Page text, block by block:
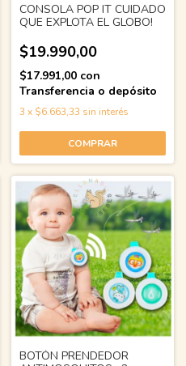
CONSOLA POP IT CUIDADO
QUE EXPLOTA EL GLOBO!
$19.990,00
$17.991,00 con
Transferencia o depósito
3 x $6.663,33 sin interés
BOTÓN PRENDEDOR